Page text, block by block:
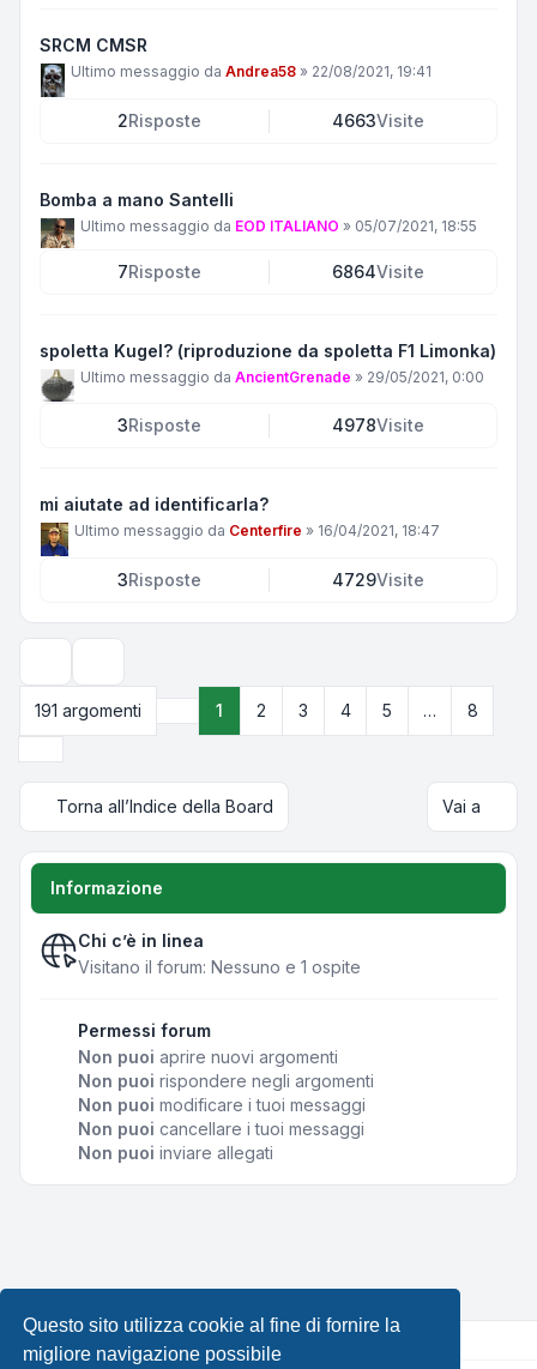
Questo sito utilizza cookie al fine di fornire la
migliore navigazione possibile
SRCM CMSR
Ultimo messaggio da Andrea58 » 22/08/2021, 19:41
2Risposte 4663Visite
Bomba a mano Santelli
Ultimo messaggio da EOD ITALIANO » 05/07/2021, 18:55
7Risposte 6864Visite
spoletta Kugel? (riproduzione da spoletta F1 Limonka)
Ultimo messaggio da AncientGrenade » 29/05/2021, 0:00
3Risposte 4978Visite
mi aiutate ad identificarla?
Ultimo messaggio da Centerfire » 16/04/2021, 18:47
3Risposte 4729Visite
191 argomenti
Pagina di8
1 2 3 4 5 …
8
Torna all’Indice della Board Vai a
Informazione
Chi c’è in linea
Visitano il forum: Nessuno e 1 ospite
Permessi forum
Non puoi aprire nuovi argomenti
Non puoi rispondere negli argomenti
Non puoi modificare i tuoi messaggi
Non puoi cancellare i tuoi messaggi
Non puoi inviare allegati